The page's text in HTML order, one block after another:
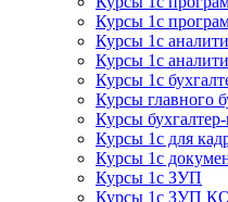
Курсы 1с
Курсы 1с
Курсы 1с
Курсы 1с
Курсы главного
Курсы
Курсы 1с для
Курсы 1с
Курсы 1с ЗУП
Курсы 1с ЗУП